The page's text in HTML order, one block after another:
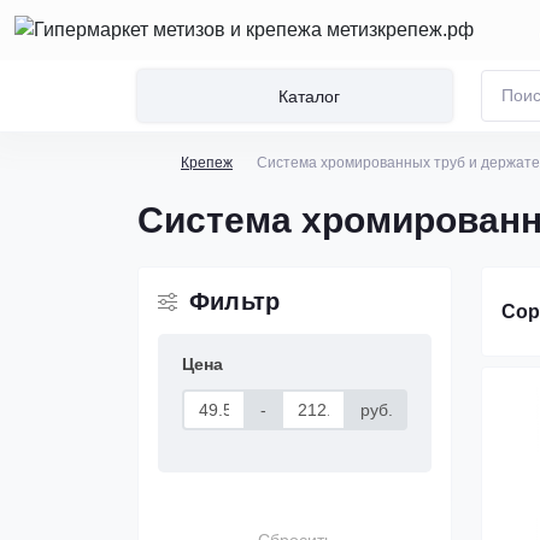
Каталог
Крепеж Система хромированных труб и
Система
Фильтр
Цена
- руб.